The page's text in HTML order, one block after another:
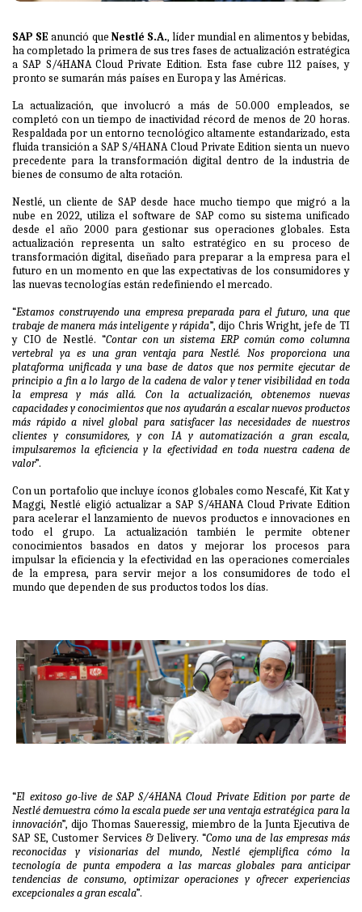
SAP SE anunció que Nestlé S.A., líder mundial en alimentos y bebidas,
ha completado la primera de sus tres fases de actualización estratégica
a SAP S/4HANA Cloud Private Edition. Esta fase cubre 112 países, y
pronto se sumarán más países en Europa y las Américas.
La actualización, que involucró a más de 50.000 empleados, se
completó con un tiempo de inactividad récord de menos de 20 horas.
Respaldada por un entorno tecnológico altamente estandarizado, esta
fluida transición a SAP S/4HANA Cloud Private Edition sienta un nuevo
precedente para la transformación digital dentro de la industria de
bienes de consumo de alta rotación.
Nestlé, un cliente de SAP desde hace mucho tiempo que migró a la
nube en 2022, utiliza el software de SAP como su sistema unificado
desde el año 2000 para gestionar sus operaciones globales. Esta
actualización representa un salto estratégico en su proceso de
transformación digital, diseñado para preparar a la empresa para el
futuro en un momento en que las expectativas de los consumidores y
las nuevas tecnologías están redefiniendo el mercado.
“Estamos construyendo una empresa preparada para el futuro, una que
trabaje de manera más inteligente y rápida”, dijo Chris Wright, jefe de TI
y CIO de Nestlé. “Contar con un sistema ERP común como columna
vertebral ya es una gran ventaja para Nestlé. Nos proporciona una
plataforma unificada y una base de datos que nos permite ejecutar de
principio a fin a lo largo de la cadena de valor y tener visibilidad en toda
la empresa y más allá. Con la actualización, obtenemos nuevas
capacidades y conocimientos que nos ayudarán a escalar nuevos productos
más rápido a nivel global para satisfacer las necesidades de nuestros
clientes y consumidores, y con IA y automatización a gran escala,
impulsaremos la eficiencia y la efectividad en toda nuestra cadena de
valor”.
Con un portafolio que incluye íconos globales como Nescafé, Kit Kat y
Maggi, Nestlé eligió actualizar a SAP S/4HANA Cloud Private Edition
para acelerar el lanzamiento de nuevos productos e innovaciones en
todo el grupo. La actualización también le permite obtener
conocimientos basados en datos y mejorar los procesos para
impulsar la eficiencia y la efectividad en las operaciones comerciales
de la empresa, para servir mejor a los consumidores de todo el
mundo que dependen de sus productos todos los días.
“El exitoso go-live de SAP S/4HANA Cloud Private Edition por parte de
Nestlé demuestra cómo la escala puede ser una ventaja estratégica para la
innovación”, dijo Thomas Saueressig, miembro de la Junta Ejecutiva de
SAP SE, Customer Services & Delivery. “Como una de las empresas más
reconocidas y visionarias del mundo, Nestlé ejemplifica cómo la
tecnología de punta empodera a las marcas globales para anticipar
tendencias de consumo, optimizar operaciones y ofrecer experiencias
excepcionales a gran escala”.